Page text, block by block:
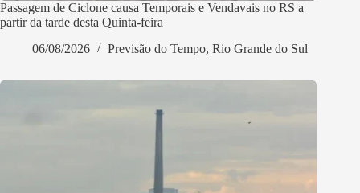
Passagem de Ciclone causa Temporais e Vendavais no RS a
partir da tarde desta Quinta-feira
06/08/2026
Previsão do Tempo, Rio Grande do Sul